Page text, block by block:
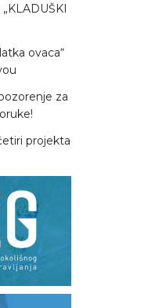
ovaca“
za
projekta